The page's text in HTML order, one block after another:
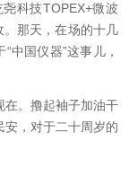
尧科技TOPEX+微波
那天，在场的十几
中国仪器”这事儿，
在。撸起袖子加油干
安，对于二十周岁的